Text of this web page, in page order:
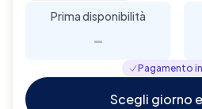
Prima disponibilità
-
Pagamento
Scegli giorno